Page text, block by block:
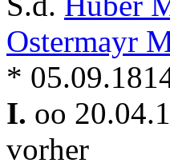
Ostermayr
*
I. oo
vorher